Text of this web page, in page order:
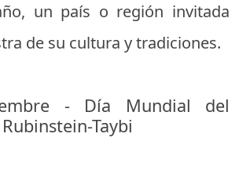
un país o región invitada
de su cultura y tradiciones.
- Día Mundial del
Taybi